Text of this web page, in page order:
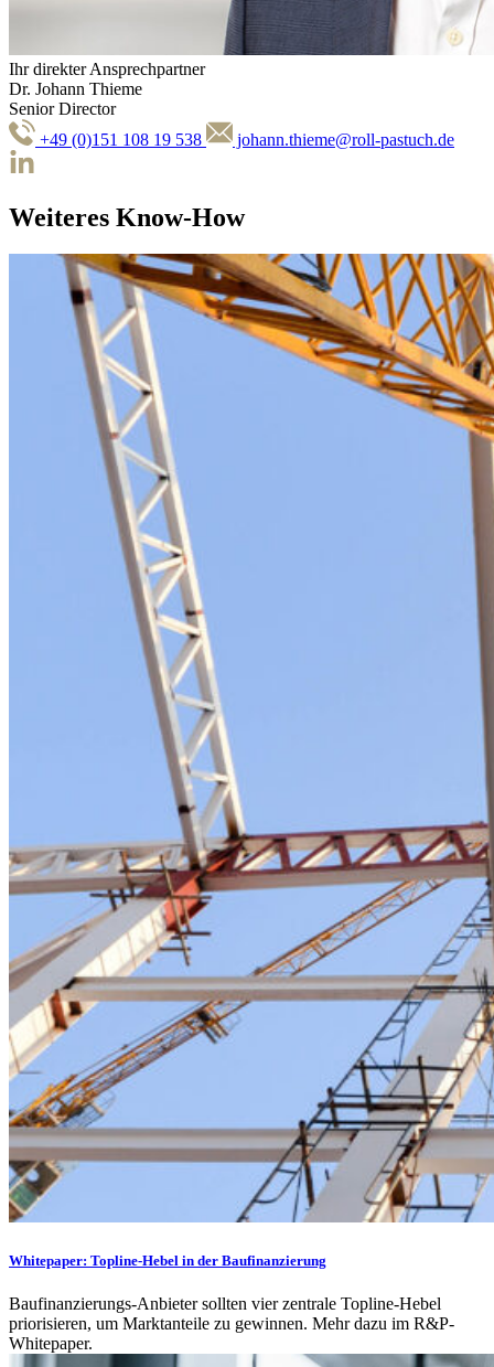
Ihr direkter Ansprechpartner
Dr. Johann Thieme
Senior Director
+49 (0)151 108 19 538
johann.thieme@roll-pastuch.de
Weiteres Know-How
Whitepaper: Topline-Hebel in der Baufinanzierung
Baufinanzierungs-Anbieter sollten vier zentrale Topline-Hebel
priorisieren, um Marktanteile zu gewinnen. Mehr dazu im R&P-
Whitepaper.